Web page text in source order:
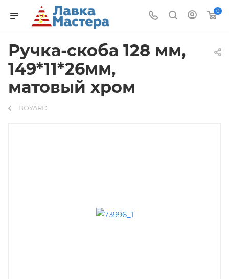
0
Ручка-скоба 128 мм,
149*11*26мм,
матовый хром
BOYARD